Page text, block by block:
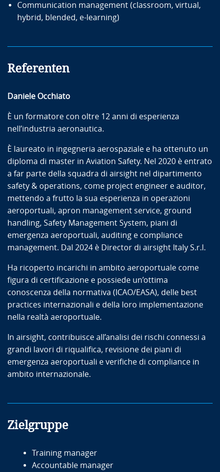
Communication management (classroom, virtual,
hybrid, blended, e-learning)
Referenten
Daniele Occhiato
È un formatore con oltre 12 anni di esperienza
nell’industria aeronautica.
È laureato in ingegneria aerospaziale e ha ottenuto un
diploma di master in Aviation Safety. Nel 2020 è entrato
a far parte della squadra di airsight nel dipartimento
safety & operations, come project engineer e auditor,
mettendo a frutto la sua esperienza in operazioni
aeroportuali, apron management service, ground
handling, Safety Management System, piani di
emergenza aeroportuali, auditing e compliance
management. Dal 2024 è Director di airsight Italy S.r.l.
Ha ricoperto incarichi in ambito aeroportuale come
figura di certificazione e possiede un’ottima
conoscenza della normativa (ICAO/EASA), delle best
practices internazionali e della loro implementazione
nella realtà aeroportuale.
In airsight, contribuisce all’analisi dei rischi connessi a
grandi lavori di riqualifica, revisione dei piani di
emergenza aeroportuali e verifiche di compliance in
ambito internazionale.
Zielgruppe
Training manager
Accountable manager